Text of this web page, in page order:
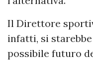
Il Direttore
infatti, si
possibile futuro